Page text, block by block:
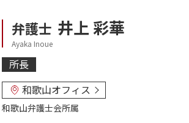
弁護士 井上 彩華
Ayaka Inoue
所長
和歌山オフィス
和歌山弁護士会所属